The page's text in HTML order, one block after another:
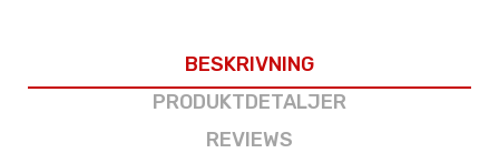
BESKRIVNING
PRODUKTDETALJER
REVIEWS